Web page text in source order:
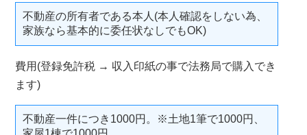
不動産の所有者である本人(本人確認をしない為、
家族なら基本的に委任状なしでもOK)
費用(登録免許税 → 収入印紙の事で法務局で購入でき
ます)
不動産一件につき1000円。※土地1筆で1000円、